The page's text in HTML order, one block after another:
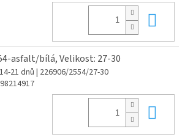
asfalt/bílá, Velikost: 27-30
21 dnů| 226906/2554/27-30